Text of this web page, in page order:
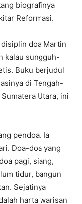
biografinya
Reformasi.
doa Martin
kalau sungguh-
Buku berjudul
di Tengah-
Utara, ini
pendoa. Ia
Doa-doa yang
pagi, siang,
tidur, bangun
Sejatinya
harta warisan